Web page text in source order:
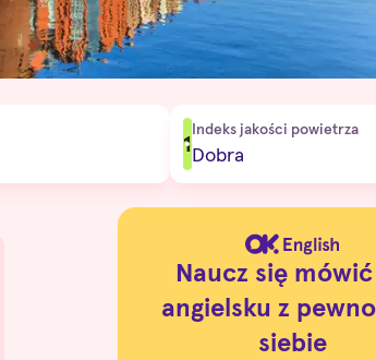
1
Indeks jakości powietrza
Dobra
Naucz się
angielsku z
siebie